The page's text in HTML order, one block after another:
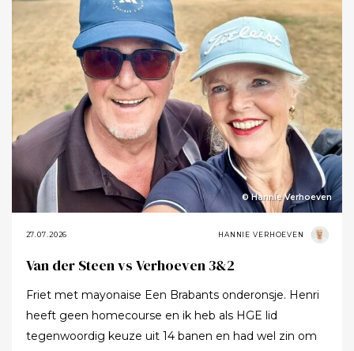
meer ging zeggen.
© Hannie Verhoeven
27.07.2026 HANNIE VERHOEVEN
Van der Steen vs Verhoeven 3&2
Friet met mayonaise Een Brabants onderonsje. Henri
heeft geen homecourse en ik heb als HGE lid
tegenwoordig keuze uit 14 banen en had wel zin om